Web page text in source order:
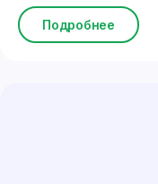
Подробнее